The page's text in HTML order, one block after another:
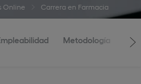
Online Carrera en Farmacia
Metodología